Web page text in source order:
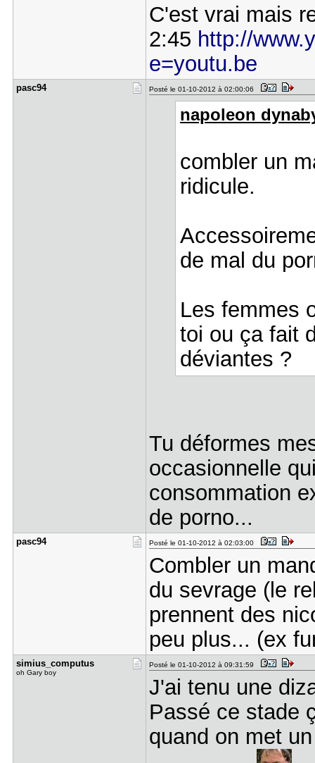
C'est vrai mais
2:45 http://
e=youtu.be
pasc94 Posté le 01-10-2012 à 02:00:06
napoleon
combler un
ridicule.
de mal du
Les femmes
toi ou ça fait
déviantes ?
Tu déformes
occasionnelle
consommation
de porno...
pasc94 Posté le 01-10-2012 à 02:03:00
Combler un
du sevrage (le
prennent des
peu plus... (ex
simius_com​putus
oh Gary boy
Posté le 01-10-2012 à 09:31:59
J'ai tenu une
Passé ce stade
quand on met